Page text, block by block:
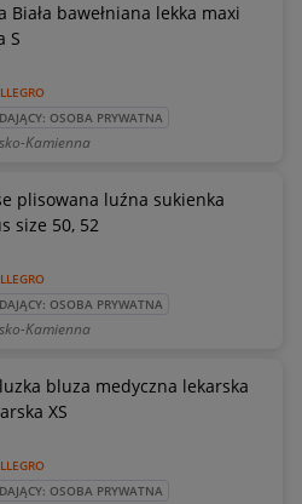
Biała bawełniana lekka maxi
S
OSOBA PRYWATNA
Kamienna
plisowana luźna sukienka
size 50, 52
OSOBA PRYWATNA
Kamienna
bluza medyczna lekarska
XS
OSOBA PRYWATNA